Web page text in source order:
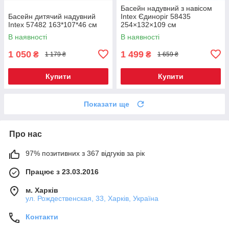
Басейн дитячий надувний
Intex 57482 163*107*46 см
В наявності
1 050 ₴ 1 179 ₴
Купити
Басейн надувний з навісом
Intex Єдиноріг 58435
254×132×109 см
В наявності
1 499 ₴ 1 659 ₴
Купити
Показати ще
Про нас
97% позитивних з 367 відгуків за рік
Працює з 23.03.2016
м. Харків
ул. Рождественская, 33, Харків, Україна
Контакти